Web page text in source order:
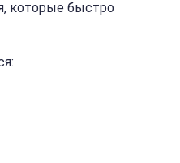
которые быстро